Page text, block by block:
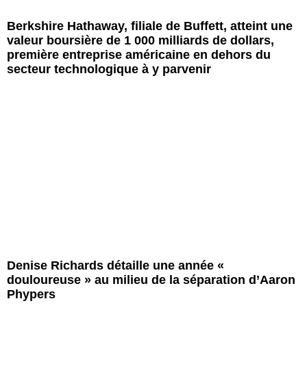
Berkshire Hathaway, filiale de Buffett, atteint une
valeur boursière de 1 000 milliards de dollars,
première entreprise américaine en dehors du
secteur technologique à y parvenir
Denise Richards détaille une année «
douloureuse » au milieu de la séparation d’Aaron
Phypers